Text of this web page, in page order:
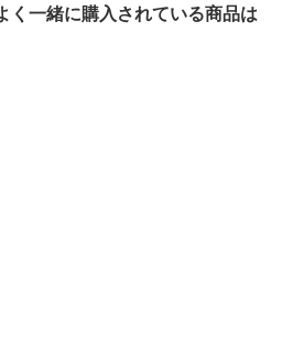
く一緒に購入されている商品は